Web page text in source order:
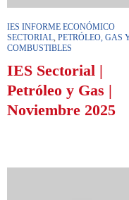
IES INFORME ECONÓMICO
SECTORIAL, PETRÓLEO, GAS
COMBUSTIBLES
IES Sectorial |
Petróleo y Gas |
Noviembre 2025